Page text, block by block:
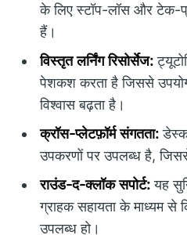
के लिए स्टॉप-लॉस और टेक-
हैं।
विस्तृत लर्निंग रिसोर्सेज:
पेशकश करता है जिससे
विश्वास बढ़ता है।
क्रॉस-प्लेटफ़ॉर्म संगतता:
उपकरणों पर उपलब्ध है,
राउंड-द-क्लॉक सपोर्ट:यह
ग्राहक सहायता के माध्यम से
उपलब्ध हो।